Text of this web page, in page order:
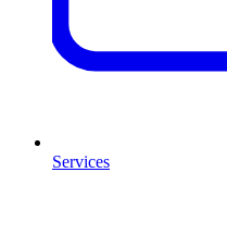
Services